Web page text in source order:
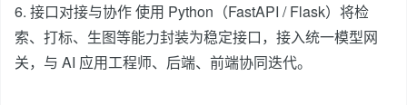
6. 接口对接与协作 使用 Python（FastAPI / Flask）将检
索、打标、生图等能力封装为稳定接口，接入统一模型网
关，与 AI 应用工程师、后端、前端协同迭代。